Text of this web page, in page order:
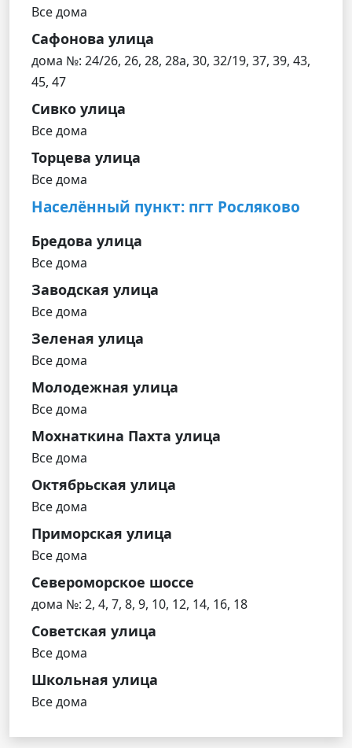
Все дома
Сафонова улица
дома №: 24/26, 26, 28, 28а, 30, 32/19, 37, 39, 43,
45, 47
Сивко улица
Все дома
Торцева улица
Все дома
Населённый пункт: пгт Росляково
Бредова улица
Все дома
Заводская улица
Все дома
Зеленая улица
Все дома
Молодежная улица
Все дома
Мохнаткина Пахта улица
Все дома
Октябрьская улица
Все дома
Приморская улица
Все дома
Североморское шоссе
дома №: 2, 4, 7, 8, 9, 10, 12, 14, 16, 18
Советская улица
Все дома
Школьная улица
Все дома